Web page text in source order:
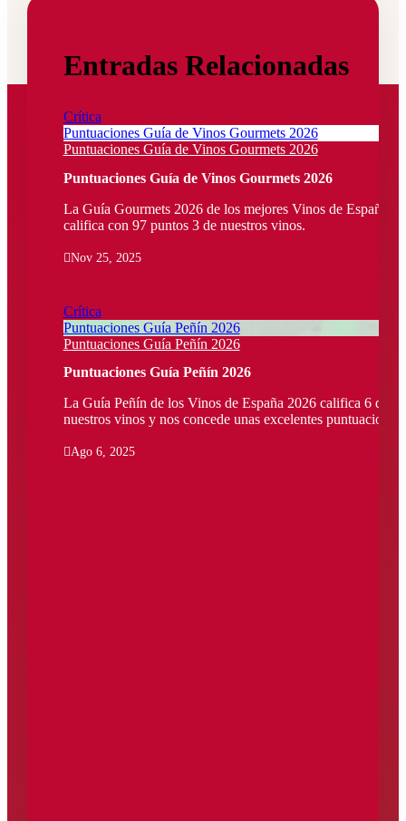
Entradas Relacionadas
Crítica
Puntuaciones Guía de Vinos Gourmets 2026
Puntuaciones Guía de Vinos Gourmets 2026
Puntuaciones Guía de Vinos Gourmets 2026
La Guía Gourmets 2026 de los mejores Vinos de España
califica con 97 puntos 3 de nuestros vinos.
Nov 25, 2025
Crítica
Puntuaciones Guía Peñín 2026
Puntuaciones Guía Peñín 2026
Puntuaciones Guía Peñín 2026
La Guía Peñín de los Vinos de España 2026 califica 6 de
nuestros vinos y nos concede unas excelentes puntuaciones.
Ago 6, 2025